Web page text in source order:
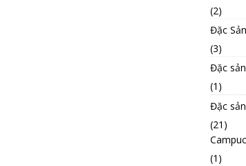
(2)
Đặc
(3)
Đặc
(1)
Đặc
(21)
(1)